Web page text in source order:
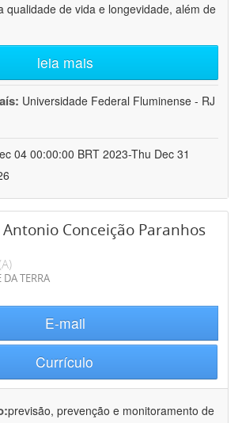
qualidade de vida e longevidade, além de
leia mais
Universidade Federal Fluminense - RJ
04 00:00:00 BRT 2023-Thu Dec 31
Antonio Conceição Paranhos
DA TERRA
E-mail
Currículo
previsão, prevenção e monitoramento de